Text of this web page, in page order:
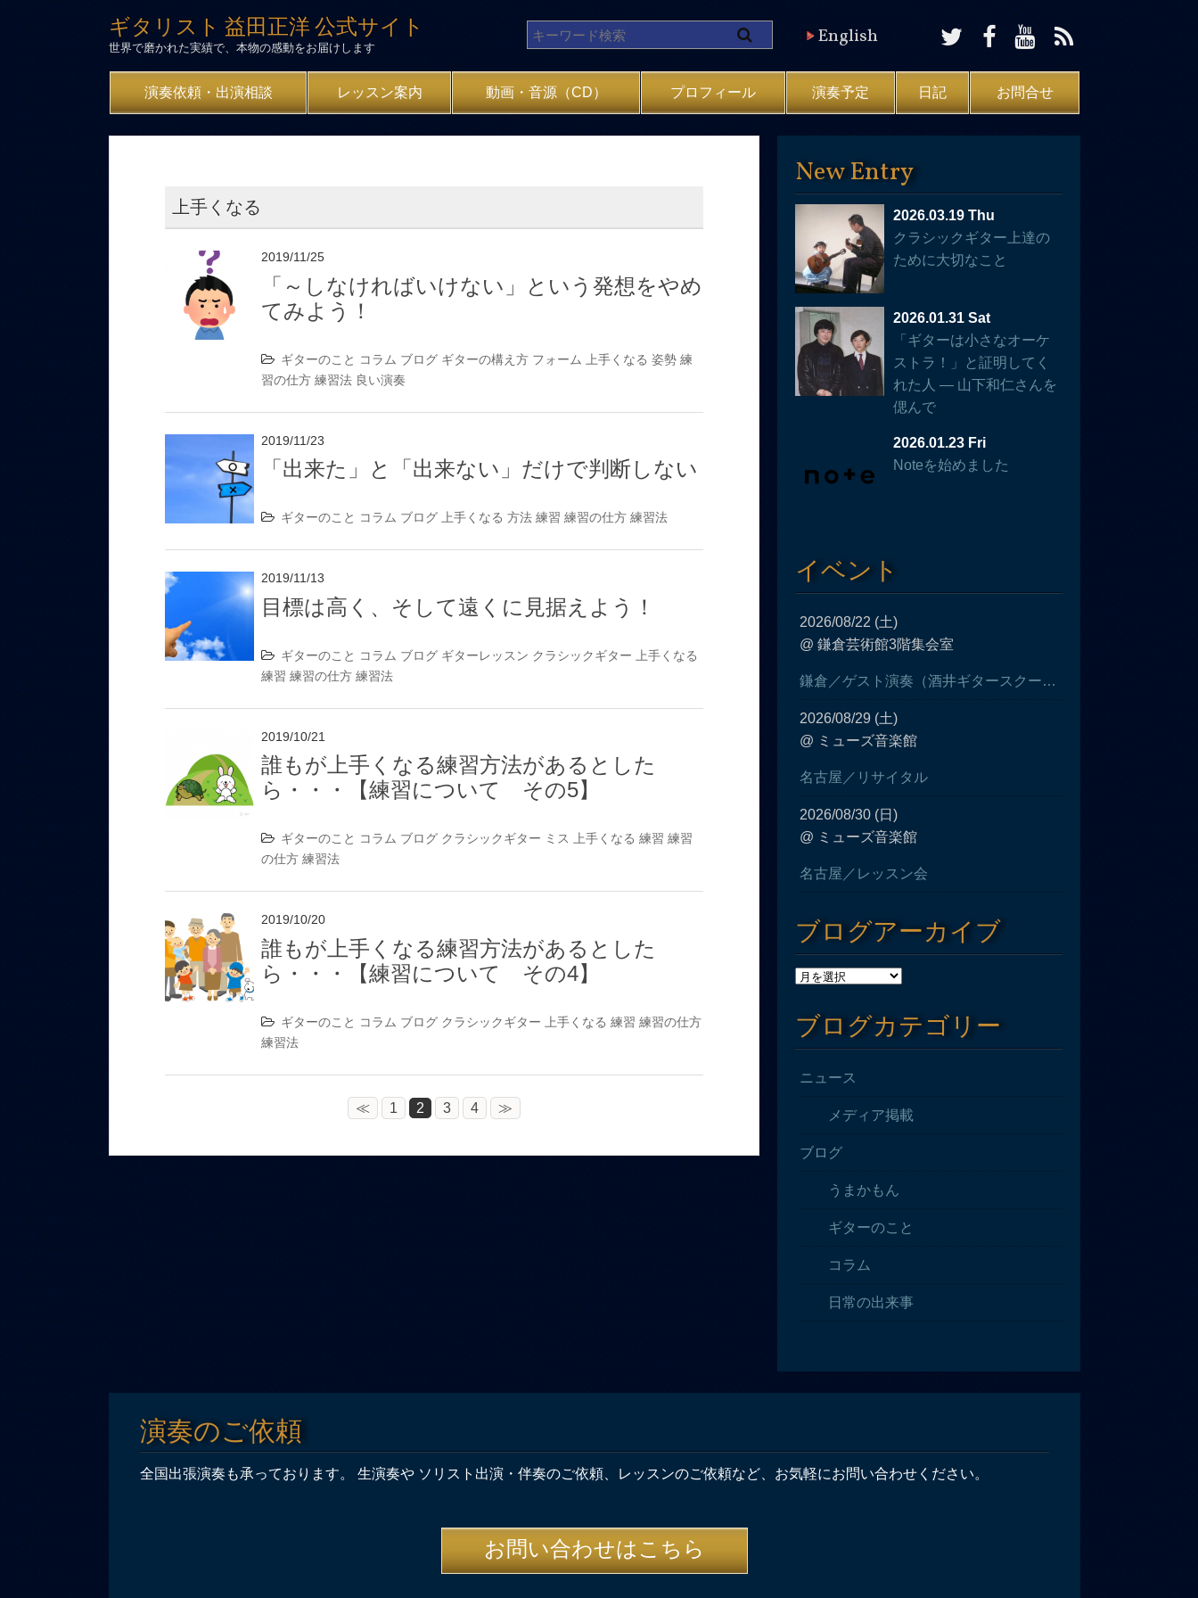
ギタリスト 益田正洋 公式サイト
世界で磨かれた実績で、本物の感動をお届けします English
演奏依頼・出演相談 レッスン案内 動画・音源（CD） プロフィール 演奏予定 日記 お問合せ
上手くなる
2019/11/25
「～しなければいけない」という発想をやめ
てみよう！
ギターのこと コラム ブログ ギターの構え方 フォーム 上手くなる 姿勢 練
習の仕方 練習法 良い演奏
2019/11/23
「出来た」と「出来ない」だけで判断しない
ギターのこと コラム ブログ 上手くなる 方法 練習 練習の仕方 練習法
2019/11/13
目標は高く、そして遠くに見据えよう！
ギターのこと コラム ブログ ギターレッスン クラシックギター
上手くなる
練習 練習の仕方 練習法
2019/10/21
誰もが上手くなる練習方法があるとした
ら・・・【練習について その5】
ギターのこと コラム ブログ クラシックギター ミス 上手くなる 練習 練習
の仕方 練習法
2019/10/20
誰もが上手くなる練習方法があるとした
ら・・・【練習について その4】
ギターのこと コラム ブログ クラシックギター 上手くなる 練習 練習の仕方
練習法
≪ 1 2 3 4 ≫
New Entry
2026.03.19 Thu
クラシックギター上達の
ために大切なこと
2026.01.31 Sat
「ギターは小さなオーケ
ストラ！」と証明してく
れた人 — 山下和仁さんを
偲んで
2026.01.23 Fri
Noteを始めました
イベント
2026/08/22 (土)
@ 鎌倉芸術館3階集会室
鎌倉／ゲスト演奏（酒井ギタースクール発表会）
2026/08/29 (土)
@ ミューズ音楽館
名古屋／リサイタル
2026/08/30 (日)
@ ミューズ音楽館
名古屋／レッスン会
ブログアーカイブ
ブログカテゴリー
ニュース
メディア掲載
ブログ
うまかもん
ギターのこと
コラム
日常の出来事
演奏のご依頼
全国出張演奏も承っております。 生演奏や ソリスト出演・伴奏のご依頼、レッスンのご依頼など、お気軽にお問い合わせください。
お問い合わせはこちら